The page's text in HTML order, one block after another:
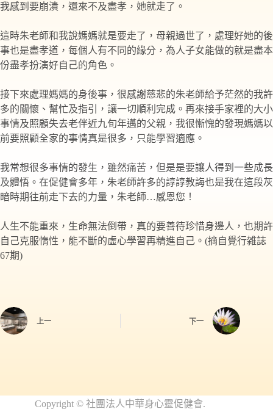
我感到要崩潰，還來不及盡孝，她就走了。
這時朱老師和我說媽媽就是要走了，母親過世了，處理好她的後
事也是盡孝道，每個人有不同的緣分，為人子女能做的就是盡本
份盡孝扮演好自己的角色。
接下來處理媽媽的身後事，很感謝慈悲的朱老師給予茫然的我許
多的關懷、幫忙及指引，讓一切順利完成。再來接手家裡的大小
事情及照顧失去老伴近九旬年邁的父親，我很慚愧的發現媽媽以
前要照顧全家的事情真是很多，只能學習適應。
我常想很多事情的發生，雖然痛苦，但是是要讓人得到一些成長
及體悟。在促健會多年，朱老師許多的諄諄教誨也是我在這段灰
暗時期往前走下去的力量，朱老師…感恩您！
人生不能重來，生命無法倒帶，真的要善待珍惜身邊人，也期許
自己克服惰性，能不斷的虛心學習再精進自己。(摘自覺行雑誌
67期)
上一 下一
Copyright©社 團法人中華身心靈促健會.